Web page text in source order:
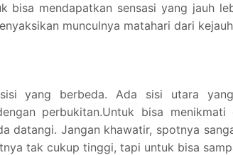
mendapatkan sensasi yang jauh
munculnya matahari dari
yang berbeda. Ada sisi utara
perbukitan.Untuk bisa menikmati
datangi. Jangan khawatir, spotnya
tak cukup tinggi, tapi untuk bisa